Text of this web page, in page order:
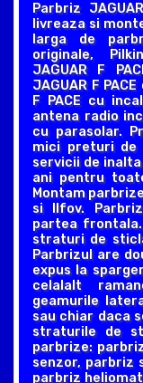
Parbriz
livreaza si
larga de
originale,
JAGUAR F
JAGUAR F
F PACE cu
antena radio
cu parasolar.
mici preturi de
servicii de
ani pentru
Montam
si Ilfov.
partea
straturi de
Parbrizul are
expus la
celalalt
geamurile
sau chiar daca
straturile de
parbrize:
senzor, parbriz
parbriz